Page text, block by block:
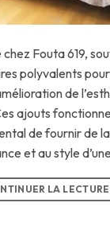
Fouta 619,
polyvalents
de
ajouts
de fournir de la
et au style
LA LECTURE